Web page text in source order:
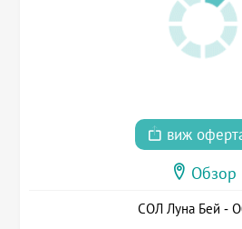
виж
Обзор
СОЛ Луна Бей -